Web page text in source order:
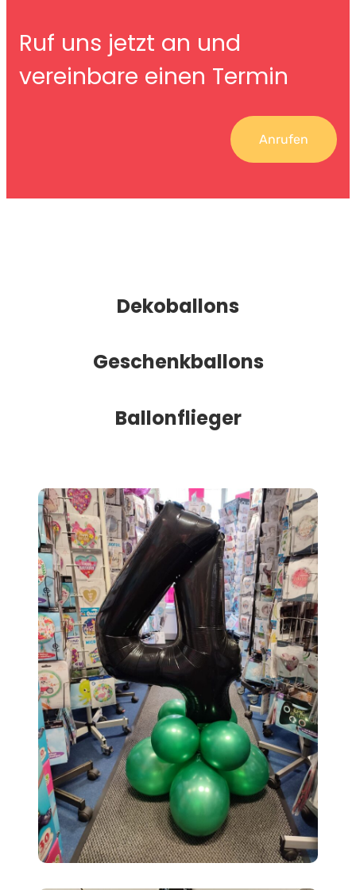
Ruf uns jetzt an und
vereinbare einen Termin
Anrufen
Dekoballons
Geschenkballons
Ballonflieger